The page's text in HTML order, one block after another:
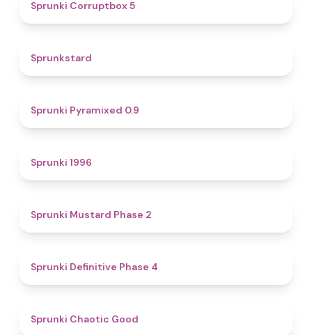
Sprunki Corruptbox 5
Sprunkstard
Sprunki Pyramixed 0.9
Sprunki 1996
Sprunki Mustard Phase 2
Sprunki Definitive Phase 4
Sprunki Chaotic Good